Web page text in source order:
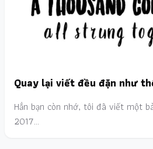
Quay lại viết đều đặn như
Hẳn bạn còn nhớ, tôi đã viết một
2017…